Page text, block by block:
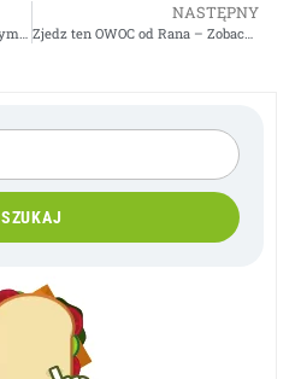
SZUKAJ
NASTĘPNY
Zjedz ten OWOC od Rana – Zobaczysz jak Zmieni się Twoje ciało